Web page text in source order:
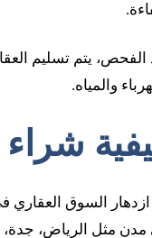
الفحص، يتم تسليم
والمياه.
السوق العقاري
مثل الرياض، جدة،